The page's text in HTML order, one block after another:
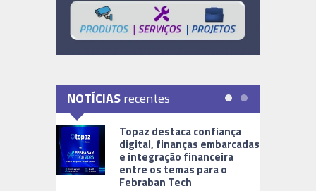
NOTÍCIASrecentes
Topaz destaca confiança
digital, finanças embarcadas
e integração financeira
entre os temas para o
Febraban Tech